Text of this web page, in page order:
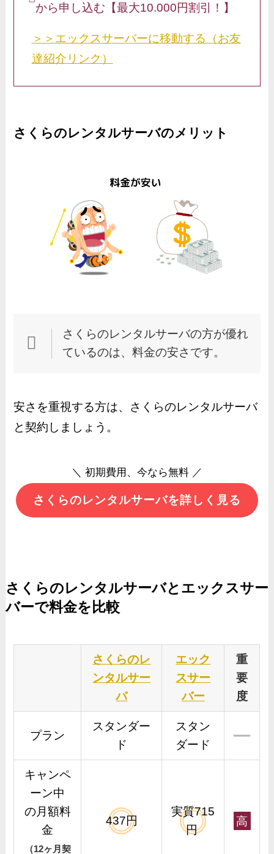
から申し込む【最大10.000円割引！】
＞＞エックスサーバーに移動する（お友
達紹介リンク）
さくらのレンタルサーバのメリット
さくらのレンタルサーバの方が優れ
ているのは、料金の安さです。
安さを重視する方は、さくらのレンタルサーバ
と契約しましょう。
＼ 初期費用、今なら無料 ／
さくらのレンタルサーバを詳しく見る
さくらのレンタルサーバとエックスサー
バーで料金を比較
さくらのレ
ンタルサー
バ
エック
スサー
バー
重
要
度
プラン
スタンダー
ド
スタン
ダード
キャンペ
ーン中
の月額料
金
（12ヶ月契
437円
実質715
円
高